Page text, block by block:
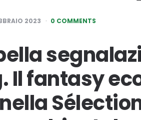
2023 0 COMMENTS
Il fantasy